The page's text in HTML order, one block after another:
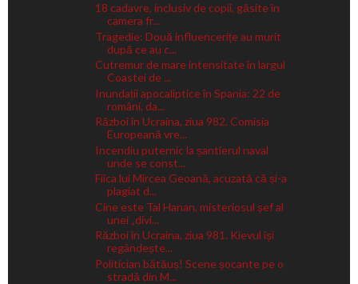
18 cadavre, inclusiv de copii, găsite în
camera fr...
Tragedie: Două influencerițe au murit
după ce au c...
Cutremur de mare intensitate în largul
Coastei de ...
Inundații apocaliptice în Spania: 22 de
români, da...
Război în Ucraina, ziua 982. Comisia
Europeană vre...
Incendiu puternic la șantierul naval
unde se const...
Fiica lui Mircea Geoană, acuzată că și-a
plagiat d...
Cine este Tal Hanan, misteriosul șef al
unei „divi...
Război în Ucraina, ziua 981. Kievul își
regândește...
Politician bătăuș! Scene șocante pe o
stradă din M...